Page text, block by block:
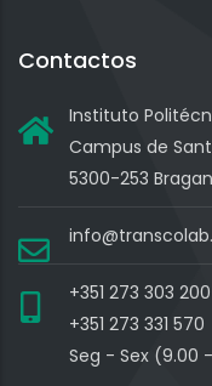
Contactos
Instituto
Campus de
5300-253
+351 273 303 200
+351 273 331 570
Seg - Sex (9.00